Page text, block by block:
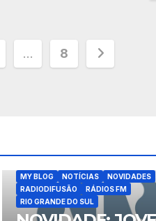
… 8
MY BLOG
NOTÍCIAS
NOVIDADES
RADIODIFUSÃO
RÁDIOS FM
RIO GRANDE DO SUL